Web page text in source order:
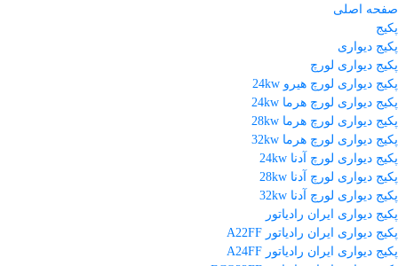
صفحه اصلی
پکیج
پکیج دیواری
پکیج دیواری لورچ
پکیج دیواری لورچ هیرو 24kw
پکیج دیواری لورچ هرما 24kw
پکیج دیواری لورچ هرما 28kw
پکیج دیواری لورچ هرما 32kw
پکیج دیواری لورچ آدنا 24kw
پکیج دیواری لورچ آدنا 28kw
پکیج دیواری لورچ آدنا 32kw
پکیج دیواری ایران رادیاتور
پکیج دیواری ایران رادیاتور A22FF
پکیج دیواری ایران رادیاتور A24FF